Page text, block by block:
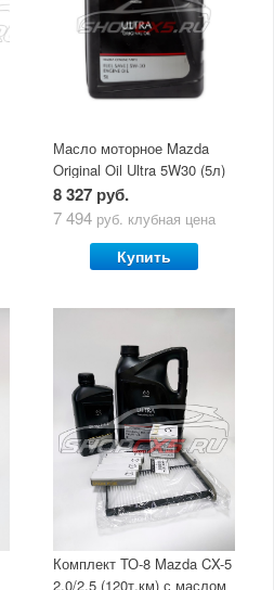
Масло моторное Mazda
Original Oil Ultra 5W30 (5л)
8 327 руб.
7 494 руб. клубная цена
Купить
Комплект ТО-8 Mazda CX-5
2.0/2.5 (120т.км) с маслом